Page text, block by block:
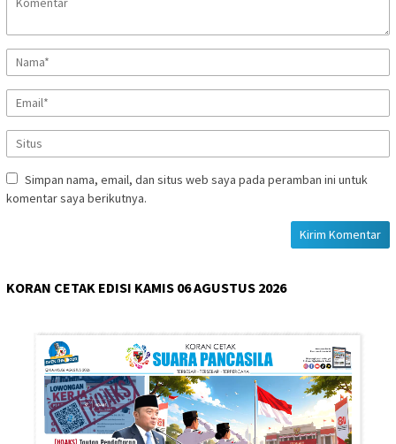
Simpan nama, email, dan situs web saya pada peramban ini untuk
komentar saya berikutnya.
KORAN CETAK EDISI KAMIS 06 AGUSTUS 2026